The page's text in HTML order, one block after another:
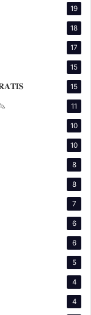
Benítez
un
es
logra equilibrar
lirismo visual,
que
Su decisión
de
19
18
17
15
15
11
10
10
8
8
7
6
6
5
4
4